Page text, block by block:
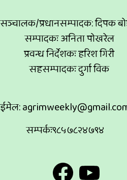
सञ्चालक/प्रधानसम्पादक: दिपक
सम्पादकः अनिता पोखरेल
प्रवन्ध निर्देशकः हरिश गिरी
सहसम्पादकः दुर्गा विक
ईमेल:
सम्पर्कः९८५७८२४७९४
Facebook
YouTube